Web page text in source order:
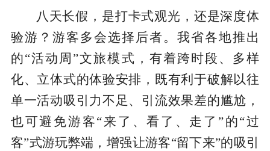
八天长假，是打卡式观光，还是深度体
验游？游客多会选择后者。我省各地推出
的“活动周”文旅模式，有着跨时段、多样
化、立体式的体验安排，既有利于破解以往
单一活动吸引力不足、引流效果差的尴尬，
也可避免游客“来了、看了、走了”的“过
客”式游玩弊端，增强让游客“留下来”的吸引